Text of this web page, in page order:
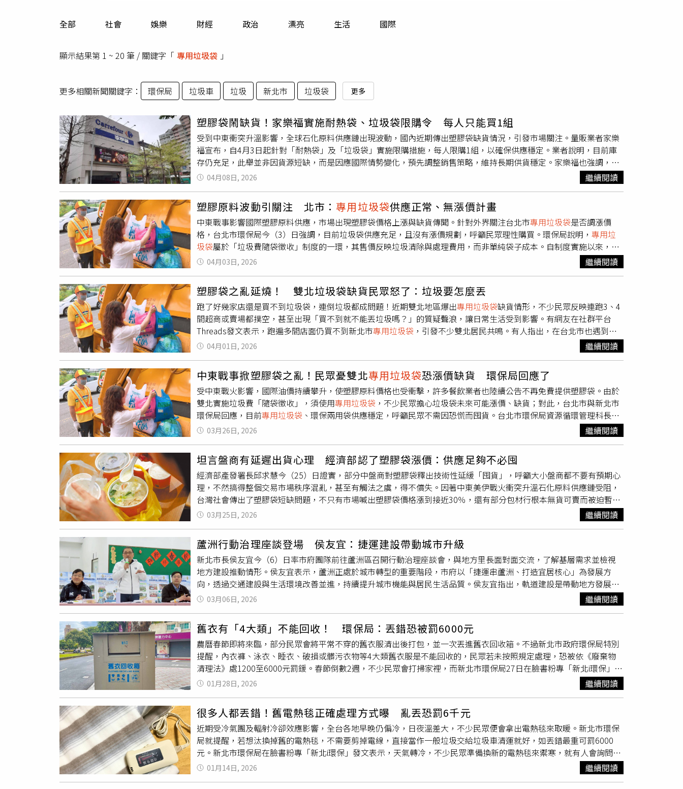
運勢
全部 社會 娛樂 財經 政治 漂亮 生活 國際
顯示結果第 1 ~ 20 筆 / 關鍵字「 專用垃圾袋 」
更多相關新聞關鍵字： 環保局 垃圾車 垃圾 新北市 垃圾袋 更多
塑膠袋鬧缺貨！家樂福實施耐熱袋、垃圾袋限購令 每人只能買1組
受到中東衝突升溫影響，全球石化原料供應鏈出現波動，國內近期傳出塑膠袋缺貨情況，引發市場關注。量販業者家樂
福宣布，自4月3日起針對「耐熱袋」及「垃圾袋」實施限購措施，每人限購1組，以確保供應穩定。業者說明，目前庫
存仍充足，此舉並非因貨源短缺，而是因應國際情勢變化，預先調整銷售策略，維持長期供貨穩定。家樂福也強調，
「台北市、新北市
」，以及兩市環保兩用袋與自有環保清潔袋，均不列入限購範圍，實際販售品項仍依各門
市公告為準。另一方面，愛買則表示，依去年同期數據觀察，塑膠袋、耐熱袋與保鮮膜銷量維持平穩，目前貨量與價格
均正常，暫無跟進限購計畫。此外，好市多早在3月27日已針對超過10項塑膠相關商品實施限購，每卡每項限購1件。隨
著家樂福加入限購行列，外界關注相關措施是否進一步擴大。另一方面為，因應市場及商圈營業的塑膠袋需求，經濟部
日前表示，已協調通路業者穩定供應，確保民生物資供應穩定，維護市場秩序。經濟部指出，目前部分地區傳統市場及
商圈反映塑膠袋短期供應不及與價格調整壓力，已協調小北百貨及振宇五金之通路業者維持穩定供貨。在供應面部分，
經濟部產業發展署會協調上游製造商，加強產能調度與供貨安排，優先支應市場需求；並由產業發展署協助媒合通路業
者與製造商，強化出貨效率，避免局部缺貨情形擴大。此外，經濟部亦透過商圈組織及市場自治會，向店家與攤商說明
政府的相應措施，穩定塑膠袋供應，請店家不需擔心而搶貨。若有短暫缺貨情形，可先行鄰近零售通路採購。政府也會
持續掌握價格動態，並優先以穩定供應為目標，避免不必要的市場波動。經濟部補充，小北百貨及振宇五金已表示將全
力補足貨架供應，確保民眾購買無虞；至於價格部分，通路可能因進貨成本調整而進行適度反映，相關情形亦將持續關
注。經濟部強調，將持續與產業界密切合作，滾動檢討供需狀況，必要時採取進一步穩定措施，確保民生物資供應無
虞，維護市場秩序與消費者權益。經濟部表示，鼓勵市場攤商及商圈店家，配合環境部源頭減塑政策以「循環經濟」為
核心，推動「袋袋箱傳」二手袋循環平台，透過媒合機制活化社會既有資源，促進二手紙袋及購物袋再利用，提升資源
使用效率；此外，經濟部也鼓勵消費者自備購物袋，呼籲民眾養成自備購物袋的良好習慣，減少一次性塑膠用品使用，
更能共同維護環境永續。
04月08日, 2026 繼續閱讀
塑膠原料波動引關注 北市：專用垃圾袋供應正常、無漲價計畫
中東戰事影響國際塑膠原料供應，市場出現塑膠袋價格上漲與缺貨傳聞。針對外界關注台北市專用垃圾袋是否調漲價
格，台北市環保局今（3）日強調，目前垃圾袋供應充足，且沒有漲價規劃，呼籲民眾理性購買。環保局說明， 專用垃
圾袋屬於「垃圾費隨袋徵收」制度的一環，其售價反映垃圾清除與處理費用，而非單純袋子成本。自制度實施以來，垃
圾袋製作成本均由市府負擔，因此國際原料價格波動不會直接影響售價。針對供貨狀況，環保局指出，各類型專用垃圾
均依年度預算採購，庫存量可支應3至6個月，目前整體供應穩定。若民眾在個別門市短暫買不到，多為補貨空檔或需
搶購現象，呼籲民眾不必恐慌囤積，垃圾袋並非限量商品，供貨將持續穩定。此外，環保局也鼓勵市民減少一次性塑膠
使用，外出自備購物袋，從日常生活落實減塑行動，朝永續環境目標邁進。
04月03日, 2026 繼續閱讀
塑膠袋之亂延燒！ 雙北垃圾袋缺貨民眾怒了：垃圾要怎麼丟
跑了好幾家店還是買不到垃圾袋，連倒垃圾都成問題！近期雙北地區爆出專用垃圾袋缺貨情形，不少民眾反映連跑3、4
間超商或賣場都撲空，甚至出現「買不到就不能丟垃圾嗎？」的質疑聲浪，讓日常生活受到影響。有網友在社群平台
Threads發文表示，跑遍多間店面仍買不到新北市專用垃圾袋 ，引發不少雙北居民共鳴。有人指出，在台北市也遇到相
同情況，接連跑了3至4間門市都無功而返，直呼日常丟垃圾都變得困難。相關貼文曝光後，引發網友熱議，「沒有專用
要怎麼倒垃圾」、「是不是可以直接丟給市府處理」、「真的跑好幾間都沒有」等留言不斷，反映民生壓力升
括生理食鹽水包材、塑膠袋及物流膠膜等產品出現供應吃緊情況。包括台北市議員李明賢也親自測試購買情況，在臉書
透露助理跑了多家店後，才終於買到5公升規格的塑膠袋。李明賢指出，原本屬於日常消耗品的垃圾袋，如今卻需多方
奔波才能取得，顯示供應確實出現問題。他進一步表示，塑膠袋短缺現象已不僅限於雙北地區，包含台中、南投等地也
傳出攤商塑膠袋遭竊情形，部分賣場甚至祭出限購措施，顯示「塑膠袋之亂」正持續擴大。對此，立法院經濟委員會今
（1）日針對能源政策與中東衝突對供應鏈影響進行專案報告。民進黨立委邱議瑩質詢經濟部次長何晉滄時，特別關注
塑膠袋短缺問題，詢問是否能在連假前緩解情況，甚至提出「3天內是否可解決」的問題。何晉滄則回應，相關單位將
持續努力改善供應。整體而言，塑膠原料供應受國際情勢牽動，已逐步影響國內民生用品供應。
未及時緩解，恐將持續影響民眾日常生活運作。
04月01日, 2026 繼續閱讀
中東戰事掀塑膠袋之亂！民眾憂雙北專用垃圾袋恐漲價缺貨 環保局回應了
受中東戰火影響，國際油價持續攀升，使塑膠原料價格也受衝擊，許多餐飲業者也陸續公告不再免費提供塑膠袋。由於
雙北實施垃圾費「隨袋徵收」，須使用專用垃圾袋 ，不少民眾擔心垃圾袋未來可能漲價、缺貨；對此，台北市與新北市
環保局回應，目前專用垃圾袋 、環保兩用袋供應穩定，呼籲民眾不需因恐慌而囤貨。台北市環保局資源循環管理科長林
鈺惠表示， 專用垃圾袋
承製廠商確實有反映，如戰火持續下去，可能影響成本及產能，不過目前5家得標廠商的交貨量
為垃圾費「隨袋徵收」計價工具，不會因成本波動而調漲價格。新北市環保局清潔維護科
單，不會等到庫存用完才補貨；雙北市民購買的專用垃圾袋，可以在兩市互通使用，目前整體供應無虞，提醒民眾不必
因恐慌而大量購買。至於「環保兩用袋」，蔣本芝說明，這類產品受戰事影響相對較低，係因「環保兩用袋」依法必須
含有超過50%的再生塑膠原料，並非完全依賴原始石化原料製成，因此即使國際原油價格震盪，「環保兩用袋」的特性
反而具備穩定優勢。
03月26日, 2026 繼續閱讀
坦言盤商有延遲出貨心理 經濟部認了塑膠袋漲價：供應足夠不必囤
經濟部產發署長邱求慧今（25）日證實，部分中盤商對塑膠袋釋出技術性延緩「囤貨」，呼籲大小盤商都不要有預期心
理，不然搞得整個交易市場秩序混亂，甚至有觸法之虞，得不償失。因著中東美伊戰火衝突升溫石化原料供應鏈受阻，
台灣社會傳出了塑膠袋短缺問題，不只有市場喊出塑膠袋價格漲到接近30％，還有部分包材行根本無貨可賣而被迫暫停
營業。對此更有民眾預期心理作祟，憂心未來一旦斷貨「有錢也買不到」，因而前仆後繼地前往五金行、包材行瘋狂掃
貨，導致塑膠袋短缺情況惡化。也有業者示警，未來建築管材、織襪原料、車用零件甚或醫材用具可能將面臨缺貨與漲
可見企業是拿得到原料的，但選民真的抱怨最末端要使用塑膠袋買不到、嘉義鄉親農民也面臨農業包材短缺，就算買得
到，大幅度漲價狀況哪可能叫農民去議價，經濟部有責任處理。經濟部產發署長邱求慧（圖）強調已要求石化業者全力
供應台灣內部塑膠袋生產。（圖／報系資料照）邱求慧對此坦言有掌握一些中盤商存有「囤貨」心態，經濟部也為此召
開專案會議，找來石化大廠等源頭供應商與終端下盤協調，如今石化大廠已暫時停止對外輸出，集中火力供應台灣市場
整體生產為第一優先，目前盤點雖然原料價格有上漲，但「整體供應無虞」。邱求慧呼籲，各界別老有預期心理，將搞
03月25日, 2026 繼續閱讀
蘆洲行動治理座談登場 侯友宜：捷運建設帶動城市升級
新北市長侯友宜今（6）日率市府團隊前往蘆洲區召開行動治理座談會，與地方里長面對面交流，了解基層需求並檢視
地方建設推動情形。侯友宜表示，蘆洲正處於城市轉型的重要階段，市府以「捷運串蘆洲、打造宜居核心」為發展方
向，透過交通建設與生活環境改善並進，持續提升城市機能與居民生活品質。侯友宜指出，軌道建設是帶動地方發展的
重要關鍵。其中，捷運環狀線北環段工程目前正積極施工，預計民國120年完工，未來將串聯蘆洲、五股、泰山及台北
市士林、大直等地區，形成更完整的大台北捷運路網。同時，五股泰山線也在持續推動中，未來蘆洲將成為多條捷運路
線交會的重要交通節點。市府說明，蘆洲區多項建設同步推進，其中具指標性的「湧蓮寺慈善公益大樓」預計於今
（2026）年完工，未來將結合托育、托老、運動、藝文與停車等多元功能，並提供585席汽機車停車位，打造兼具宗教
與公益服務的公共空間。此外，城鄉發展局規劃中的光華段社會住宅，將興建約456戶住宅，並導入公共托育與長照服
務設施，朝全齡友善社區發展。在城市環境改善方面，水利局持續推動鴨母港溝整治工程，以提升排水能力並強化防洪
功能；工務局自108年至今已投入超過6億元經費改善人行環境，同時完成26處公園整建工程，增加綠地與休憩空間。座
談會中，多位里長提出地方建議，包括忠孝路23號至保和街口希望增設實體人行道，工務局表示預計今（2026）年9月
辨識問題，環保局表示將持續蒐集意見並研議標示優化方案。
針對蘆洲南北側開發議題，侯友宜強調，市府將依循公開透明與依法行政原則推動相關規劃，並在任內確立發展方向，
避免不實訊息影響地方建設進程，全力促進蘆洲發展。民政局長林耀長表示，自108年推動行動治理機制以來，蘆洲區
共提出86項建議案，其中79案已完成處理，整體達成率達92%，顯示市府透過行動治理機制持續回應地方需求，逐步改
善市民生活環境。
03月06日, 2026 繼續閱讀
舊衣有「4大類」不能回收！ 環保局：丟錯恐被罰6000元
農曆春節即將來臨，部分民眾會將平常不穿的舊衣服清出後打包，並一次丟進舊衣回收箱。不過新北市政府環保局特別
提醒，內衣褲、泳衣、睡衣、破損或髒污衣物等4大類舊衣服是不能回收的，民眾若未按照規定處理，恐被依《廢棄物
清理法》處1200至6000元罰鍰。春節倒數2週，不少民眾會打掃家裡，而新北市環保局27日在臉書粉專「新北i環保」發
文示警，舊衣服可以回收，但不是每種都可以，並強調有4類要直接丟「一般垃圾」，分別為內衣褲、泳衣、睡衣、破
，並交給循線垃圾
車。若是其他的乾淨舊衣，將衣物清洗整理後，可送給慈善團體、投入新北環保局核准的舊衣回收箱，或是交給清潔隊
循線回收車。另有網友詢問，就讀幼兒園或國小孩童的舊衣服也能回收嗎？對此，環保局回應，只要不是「貼身接觸私
密處」或「破損的衣物」皆可以回收，不分大人或小孩。環保局表示，民眾務必做好回收和正確丟棄動作，若未依規定
丟棄者，可依《廢棄物清理法》處以新台幣1200元到6000元的罰款。至於舊衣的定義，環保局指出，是經簡單清潔整理
仍堪使用之舊衣褲，不包含棉被、枕頭、床單、床罩、帽子、內衣褲、鞋襪、窗簾、桌（浴、毛）巾、圍裙、地毯、踏
墊等物，這些都不能回收，須直接用
包好丟到垃圾車裡。此外，環保局過去曾提醒，回收舊衣也是變相省
01月28日, 2026 繼續閱讀
很多人都丟錯！舊電熱毯正確處理方式曝 亂丟恐罰6千元
近期受冷氣團及輻射冷卻效應影響，全台各地早晚仍偏冷，日夜溫差大，不少民眾便會拿出電熱毯來取暖。新北市環保
局就提醒，若想汰換掉舊的電熱毯，不需要剪掉電線，直接當作一般垃圾交給垃圾車清運就好，如丟錯最重可罰6000
元。新北市環保局在臉書粉專「新北i環保」發文表示，天氣轉冷，不少民眾準備換新的電熱毯來禦寒，就有人會詢問
「舊電毯裡面有電線，到底要丟回收還是垃圾車？」新北市環保局指出，電熱毯主要由多種複合材質緊密結合而成，所
，並交給循線垃圾車丟掉即可。
01月14日, 2026 繼續閱讀